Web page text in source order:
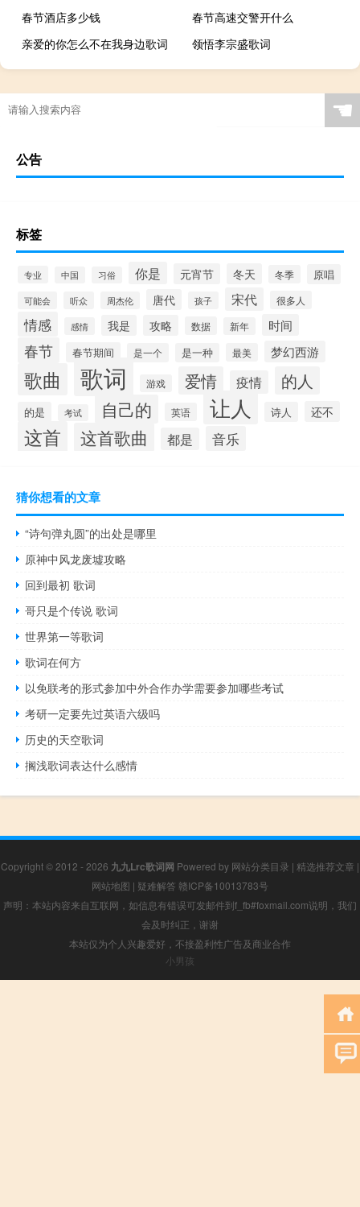
春节酒店多少钱
春节高速交警开什么
亲爱的你怎么不在我身边歌词
领悟李宗盛歌词
☚
公告
标签
专业 中国 习俗 你是 元宵节 冬天 冬季 原唱
可能会 听众 周杰伦 唐代 孩子 宋代 很多人
情感 感情 我是 攻略 数据 新年 时间
春节 春节期间 是一个 是一种 最美 梦幻西游
歌曲 歌词 游戏 爱情 疫情 的人
的是 考试 自己的 英语 让人 诗人 还不
这首 这首歌曲 都是 音乐
猜你想看的文章
“诗句弹丸圆”的出处是哪里
原神中风龙废墟攻略
回到最初 歌词
哥只是个传说 歌词
世界第一等歌词
歌词在何方
以免联考的形式参加中外合作办学需要参加哪些考试
考研一定要先过英语六级吗
历史的天空歌词
搁浅歌词表达什么感情
Copyright © 2012 - 2026 九九Lrc歌词网 Powered by 网站分类目录 | 精选推荐文章 |
网站地图 | 疑难解答 赣ICP备10013783号
声明：本站内容来自互联网，如信息有错误可发邮件到f_fb#foxmail.com说明，我们
会及时纠正，谢谢
本站仅为个人兴趣爱好，不接盈利性广告及商业合作
小男孩